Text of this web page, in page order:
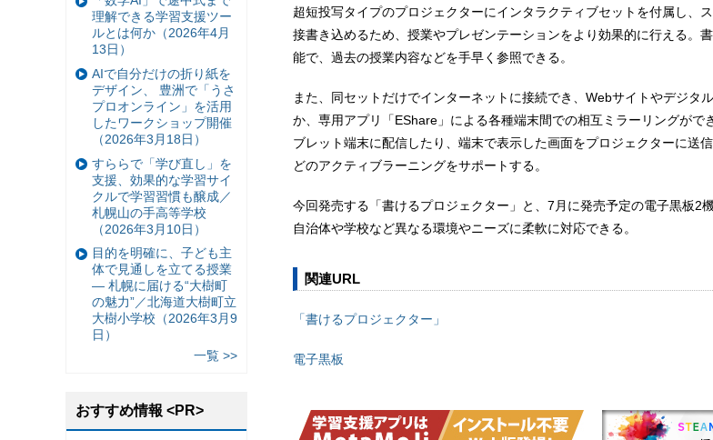
超短投写タイプのプロジェクターにインタラクティブセットを付属し、
接書き込めるため、授業やプレゼンテーションをより効果的に行える。
能で、過去の授業内容などを手早く参照できる。
また、同セットだけでインターネットに接続でき、Webサイトやデジタ
か、専用アプリ「EShare」による各種端末間での相互ミラーリングがで
ブレット端末に配信したり、端末で表示した画面をプロジェクターに送
どのアクティブラーニングをサポートする。
今回発売する「書けるプロジェクター」と、7月に発売予定の電子黒板2
自治体や学校など異なる環境やニーズに柔軟に対応できる。
関連URL
「書けるプロジェクター」
電子黒板
理解できる学習支援ツー
ルとは何か（2026年4月
13日）
AIで自分だけの折り紙を
デザイン、 豊洲で「うさ
プロオンライン」を活用
したワークショップ開催
（2026年3月18日）
すららで「学び直し」を
支援、効果的な学習サイ
クルで学習習慣も醸成／
札幌山の手高等学校
（2026年3月10日）
目的を明確に、子ども主
体で見通しを立てる授業
— 札幌に届ける“大樹町
の魅力”／北海道大樹町立
大樹小学校（2026年3月9
日）
一覧 >>
おすすめ情報 <PR>